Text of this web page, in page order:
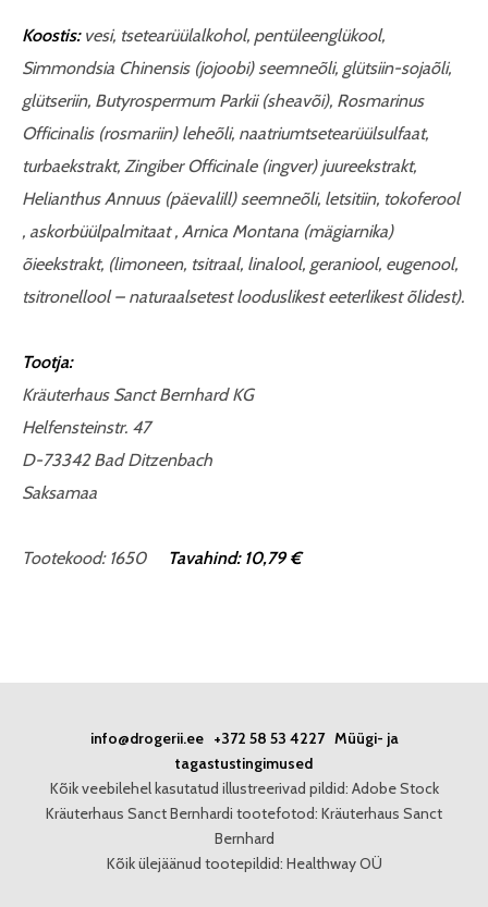
Koostis:vesi, tsetearüülalkohol, pentüleenglükool,
Simmondsia Chinensis (jojoobi) seemneõli, glütsiin-sojaõli,
glütseriin, Butyrospermum Parkii (sheavõi), Rosmarinus
Officinalis (rosmariin) leheõli, naatriumtsetearüülsulfaat,
turbaekstrakt, Zingiber Officinale (ingver) juureekstrakt,
Helianthus Annuus (päevalill) seemneõli, letsitiin, tokoferool
, askorbüülpalmitaat , Arnica Montana (mägiarnika)
õieekstrakt, (limoneen, tsitraal, linalool, geraniool, eugenool,
tsitronellool – naturaalsetest looduslikest eeterlikest õlidest).
Tootja:
Kräuterhaus Sanct Bernhard KG
Helfensteinstr. 47
D-73342 Bad Ditzenbach
Saksamaa
Tootekood: 1650 Tavahind: 10,79 €
info@drogerii.ee+372 58 53 4227 Müügi- ja
tagastustingimused
Kõik veebilehel kasutatud illustreerivad pildid: Adobe Stock
Kräuterhaus Sanct Bernhardi tootefotod: Kräuterhaus Sanct
Bernhard
Kõik ülejäänud tootepildid: Healthway OÜ